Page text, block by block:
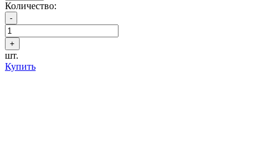
Количество:
шт.
Купить